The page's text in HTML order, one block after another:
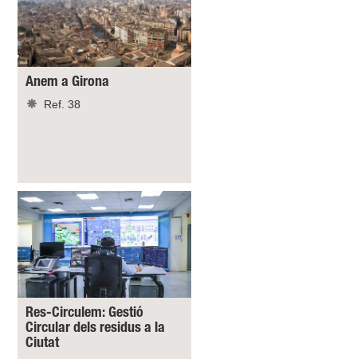
Anem a Girona
Ref. 38
Res-Circulem: Gestió
Circular dels residus a la
Ciutat